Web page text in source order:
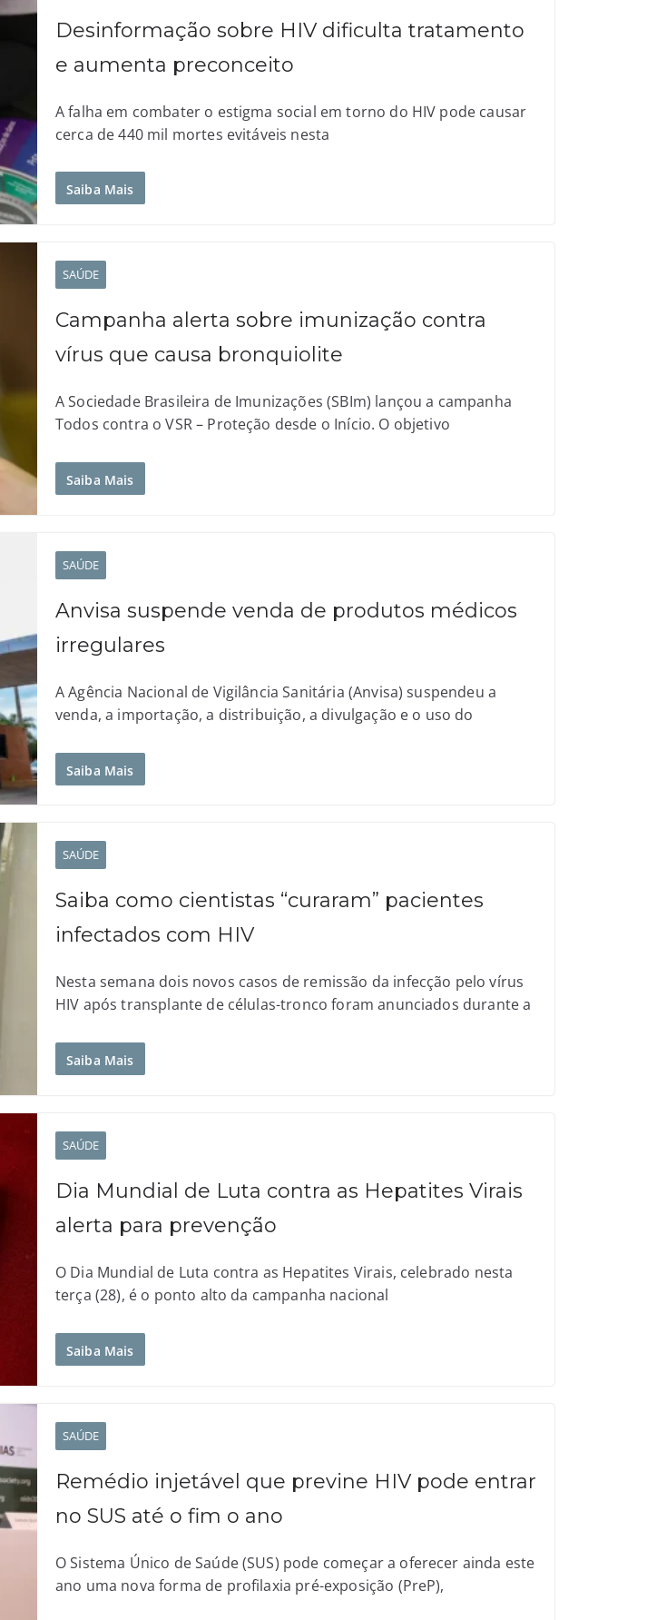
Desinformação sobre HIV dificulta tratamento
e aumenta preconceito
A falha em combater o estigma social em torno do HIV pode causar
cerca de 440 mil mortes evitáveis nesta
Saiba Mais
SAÚDE
Campanha alerta sobre imunização contra
vírus que causa bronquiolite
A Sociedade Brasileira de Imunizações (SBIm) lançou a campanha
Todos contra o VSR – Proteção desde o Início. O objetivo
Saiba Mais
SAÚDE
Anvisa suspende venda de produtos médicos
irregulares
A Agência Nacional de Vigilância Sanitária (Anvisa) suspendeu a
venda, a importação, a distribuição, a divulgação e o uso do
Saiba Mais
SAÚDE
Saiba como cientistas “curaram” pacientes
infectados com HIV
Nesta semana dois novos casos de remissão da infecção pelo vírus
HIV após transplante de células-tronco foram anunciados durante a
Saiba Mais
SAÚDE
Dia Mundial de Luta contra as Hepatites Virais
alerta para prevenção
O Dia Mundial de Luta contra as Hepatites Virais, celebrado nesta
terça (28), é o ponto alto da campanha nacional
Saiba Mais
SAÚDE
Remédio injetável que previne HIV pode entrar
no SUS até o fim o ano
O Sistema Único de Saúde (SUS) pode começar a oferecer ainda este
ano uma nova forma de profilaxia pré-exposição (PreP),